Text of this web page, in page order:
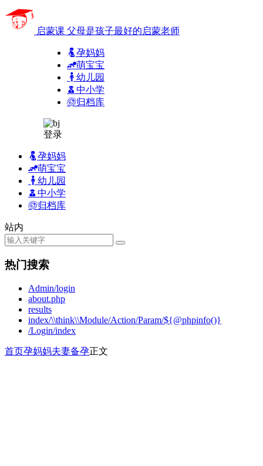
启蒙课 父母是孩子最好的启蒙老师
孕妈妈
萌宝宝
幼儿园
中小学
归档库
登录
孕妈妈
萌宝宝
幼儿园
中小学
归档库
站内
热门搜索
Admin/login
about.php
results
index/\\think\\Module/Action/Param/${@phpinfo()}
/Login/index
首页孕妈妈夫妻备孕正文